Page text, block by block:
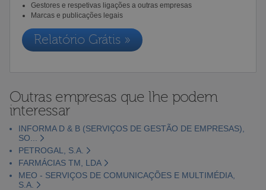
Gestores e respetivas ligações a outras empresas
Marcas e publicações legais
Relatório Grátis »
Outras empresas que lhe podem
interessar
INFORMA D & B (SERVIÇOS DE GESTÃO DE EMPRESAS),
SO...
PETROGAL, S.A.
FARMÁCIAS TM, LDA
MEO - SERVIÇOS DE COMUNICAÇÕES E MULTIMÉDIA,
S.A.